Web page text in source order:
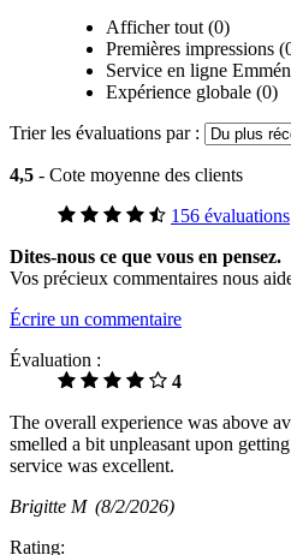
Afficher tout (0)
Premières impressions
Service en ligne
Expérience globale (0)
Trier les évaluations par :
4,5 - Cote moyenne des clients
156 évaluations
Dites-nous ce que vous en pensez.
Vos précieux commentaires nous
Écrire un commentaire
Évaluation :
4
The overall experience was above
smelled a bit unpleasant upon
service was excellent.
Brigitte M (8/2/2026)
Rating: